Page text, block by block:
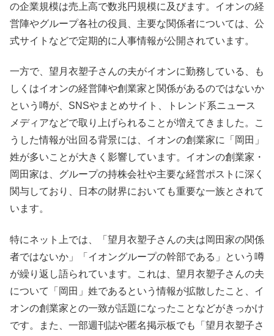
の企業規模は売上高で数兆円規模に及びます。イオンの経
営陣やグループ各社の役員、主要な関係者については、公
式サイトなどで定期的に人事情報が公開されています。
一方で、望月衣塑子さんの夫がイオンに勤務している、も
しくはイオンの経営陣や創業家と関係があるのではないか
という噂が、SNSやまとめサイト、トレンド系ニュース
メディアなどで取り上げられることが増えてきました。こ
うした情報が出回る背景には、イオンの創業家に「岡田」
姓が多いことが大きく影響しています。イオンの創業家・
岡田家は、グループの持株会社や主要な経営ポストに深く
関与しており、日本の財界においても重要な一族とされて
います。
特にネット上では、「望月衣塑子さんの夫は岡田家の関係
者ではないか」「イオングループの幹部である」という噂
が繰り返し語られています。これは、望月衣塑子さんの夫
について「岡田」姓であるという情報が拡散したこと、イ
オンの創業家との一致が話題になったことなどがきっかけ
です。また、一部週刊誌や匿名掲示板でも「望月衣塑子さ